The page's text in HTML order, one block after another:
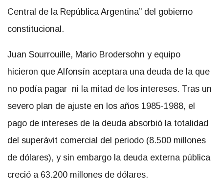
Central de la República Argentina” del gobierno
constitucional.
Juan Sourrouille, Mario Brodersohn y equipo
hicieron que Alfonsín aceptara una deuda de la que
no podía pagar ni la mitad de los intereses. Tras un
severo plan de ajuste en los años 1985-1988, el
pago de intereses de la deuda absorbió la totalidad
del superávit comercial del periodo (8.500 millones
de dólares), y sin embargo la deuda externa pública
creció a 63.200 millones de dólares.